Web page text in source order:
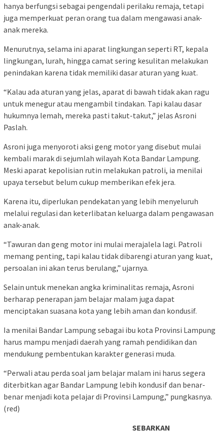
hanya berfungsi sebagai pengendali perilaku remaja, tetapi
juga memperkuat peran orang tua dalam mengawasi anak-
anak mereka.
Menurutnya, selama ini aparat lingkungan seperti RT, kepala
lingkungan, lurah, hingga camat sering kesulitan melakukan
penindakan karena tidak memiliki dasar aturan yang kuat.
“Kalau ada aturan yang jelas, aparat di bawah tidak akan ragu
untuk menegur atau mengambil tindakan. Tapi kalau dasar
hukumnya lemah, mereka pasti takut-takut,” jelas Asroni
Paslah.
Asroni juga menyoroti aksi geng motor yang disebut mulai
kembali marak di sejumlah wilayah Kota Bandar Lampung.
Meski aparat kepolisian rutin melakukan patroli, ia menilai
upaya tersebut belum cukup memberikan efek jera.
Karena itu, diperlukan pendekatan yang lebih menyeluruh
melalui regulasi dan keterlibatan keluarga dalam pengawasan
anak-anak.
“Tawuran dan geng motor ini mulai merajalela lagi. Patroli
memang penting, tapi kalau tidak dibarengi aturan yang kuat,
persoalan ini akan terus berulang,” ujarnya.
Selain untuk menekan angka kriminalitas remaja, Asroni
berharap penerapan jam belajar malam juga dapat
menciptakan suasana kota yang lebih aman dan kondusif.
Ia menilai Bandar Lampung sebagai ibu kota Provinsi Lampung
harus mampu menjadi daerah yang ramah pendidikan dan
mendukung pembentukan karakter generasi muda.
“Perwali atau perda soal jam belajar malam ini harus segera
diterbitkan agar Bandar Lampung lebih kondusif dan benar-
benar menjadi kota pelajar di Provinsi Lampung,” pungkasnya.
(red)
SEBARKAN